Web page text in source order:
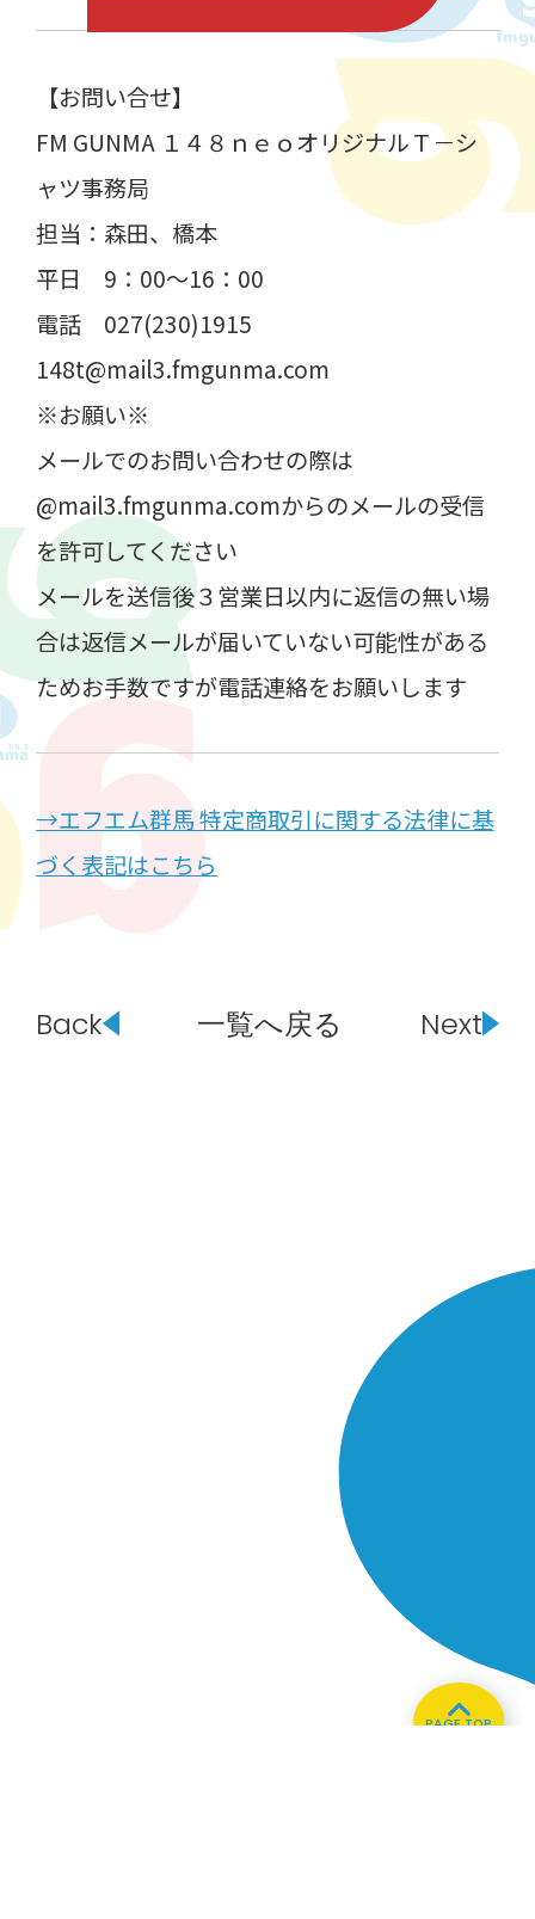
【お問い合せ】
FM GUNMA １４８ｎｅｏオリジナルＴ－シ
ャツ事務局
担当：森田、橋本
平日 9：00～16：00
電話 027(230)1915
148t@mail3.fmgunma.com
※お願い※
メールでのお問い合わせの際は
@mail3.fmgunma.comからのメールの受信
を許可してください
メールを送信後３営業日以内に返信の無い場
合は返信メールが届いていない可能性がある
ためお手数ですが電話連絡をお願いします
→エフエム群馬 特定商取引に関する法律に基
づく表記はこちら
Back 一覧へ戻る Next
PAGE TOP